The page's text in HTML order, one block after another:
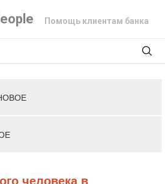
Помощь клиентам банка